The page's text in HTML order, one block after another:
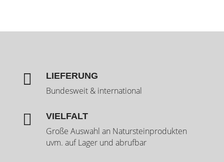
 LIEFERUNG
Bundesweit & international
 VIELFALT
Große Auswahl an Natursteinprodukten
uvm. auf Lager und abrufbar